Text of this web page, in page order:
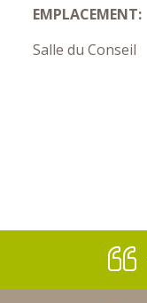
EMPLACEMENT:
Salle du Conseil